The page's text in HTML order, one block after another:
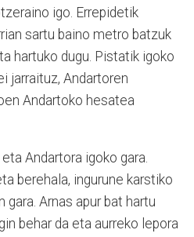
igo. Errepidetik
sartu baino metro batzuk
hartuko dugu. Pistatik igoko
jarraituz, Andartoren
Andartoko hesatea
Andartora igoko gara.
berehala, ingurune karstiko
gara. Arnas apur bat hartu
behar da eta aurreko lepora